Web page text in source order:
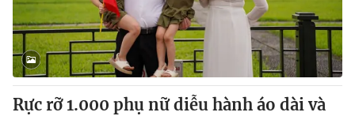
Rực rỡ 1.000 phụ nữ diễu hành áo dài và